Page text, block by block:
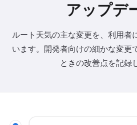
アップデ
ルート天気の主な変更を、利用者
います。開発者向けの細かな変更
ときの改善点を記録